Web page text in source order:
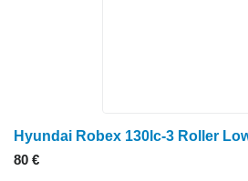
80 €